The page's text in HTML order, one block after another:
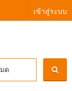
เข้าสู่ระบบ
ด